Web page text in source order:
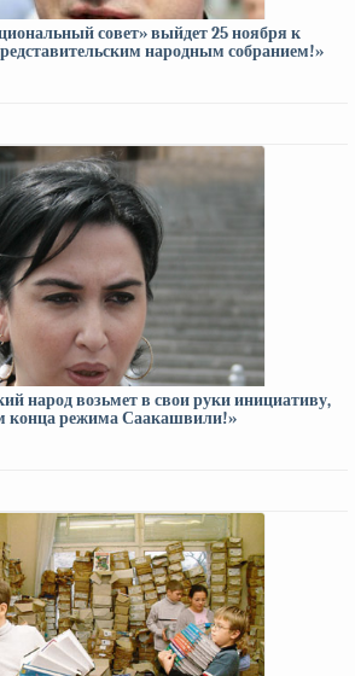
совет» выйдет 25 ноября к
народным собранием!»
народ возьмет в свои руки инициативу,
конца режима Саакашвили!»